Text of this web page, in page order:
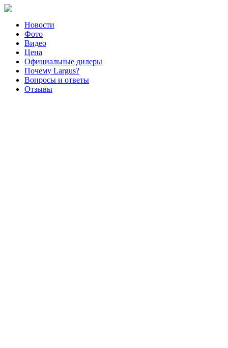
Новости
Фото
Видео
Цена
Официальные дилеры
Почему Largus?
Вопросы и ответы
Отзывы